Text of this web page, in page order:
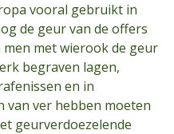
vooral gebruikt in
de geur van de offers
met wierook de geur
begraven lagen,
en in
van ver hebben moeten
geurverdoezelende